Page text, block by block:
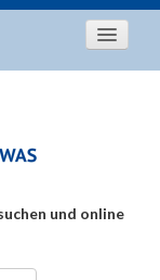
und online